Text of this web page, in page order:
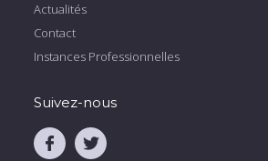
Actualités
Contact
Instances Professionnelles
Suivez-nous
. .